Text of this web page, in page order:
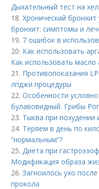
Дыхательный тест на
18.Хронический бронхит
бронхит: симптомы и
19. 7 ошибок в
20. Как использовать
Как использовать масло
21. Противопоказания
лпджи процедуры
22.Особенности
булавовидный. Грибы
23. Тыква при похудении
24. Теряем в день по
“нормальным”?
25.Диета при
Модификация образа
26.Загноилось ухо
прокола